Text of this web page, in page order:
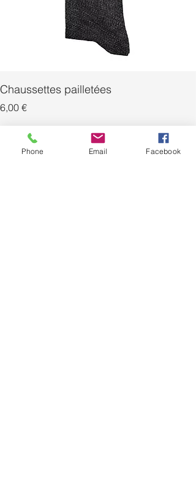
Chaussettes pailletées
Prix
6,00 €
Ajouter au panier
Phone Email Facebook